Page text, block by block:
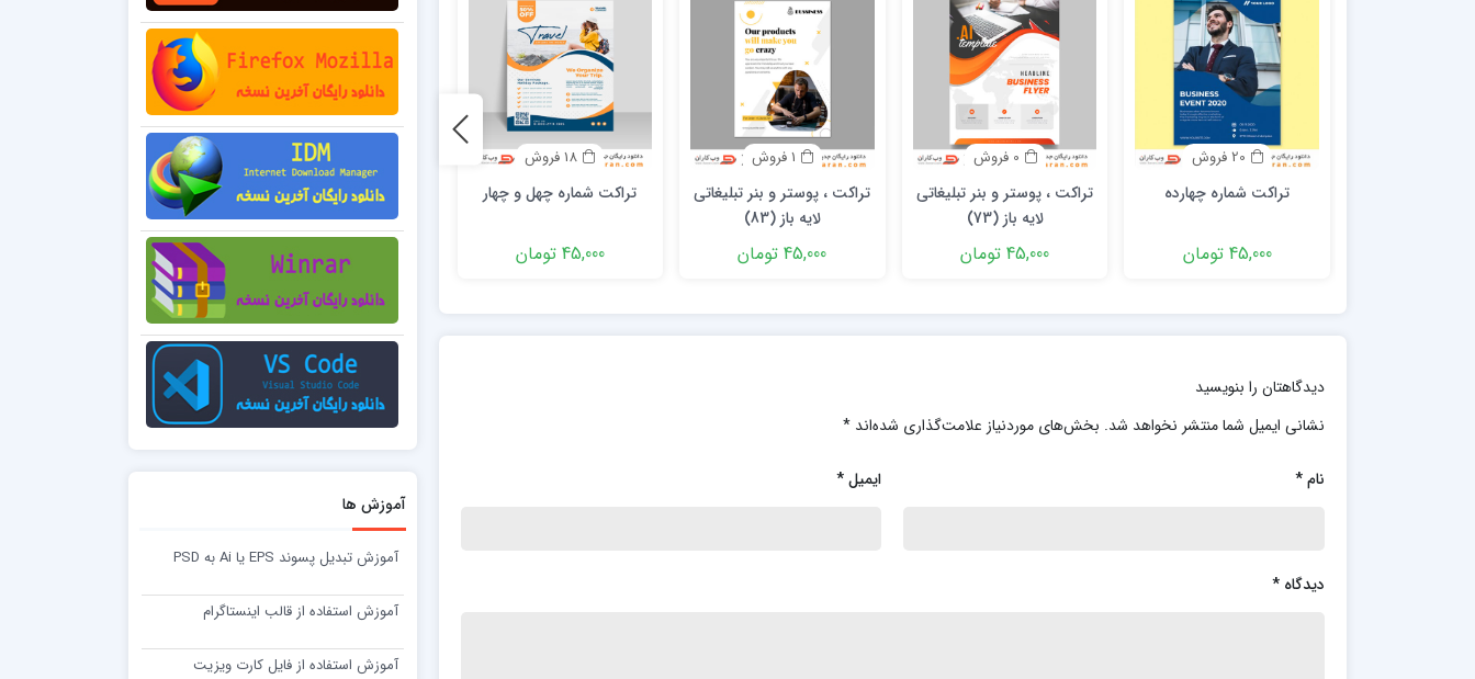
20 فروش
تراکت شماره چهارده
45,000 تومان
0 فروش
تراکت ، پوستر و بنر تبلیغاتی
لایه باز (73)
45,000 تومان
1 فروش
تراکت ، پوستر و بنر تبلیغاتی
لایه باز (83)
45,000 تومان
18 فروش
تراکت شماره چهل و چهار
45,000 تومان
تراکت ، پوستر و بنر تبلیغاتی
لایه باز (78)
45,000 تومان
تراکت شماره سی
45,000 تومان
دیدگاهتان را بنویسید
نشانی ایمیل شما منتشر نخواهد شد. بخش‌های موردنیاز علامت‌گذاری شده‌اند *
نام* ایمیل*
دیدگاه *
آموزش ها
آموزش تبدیل پسوند EPS یا Ai به PSD
آموزش استفاده از قالب اینستاگرام
آموزش استفاده از فایل کارت ویزیت